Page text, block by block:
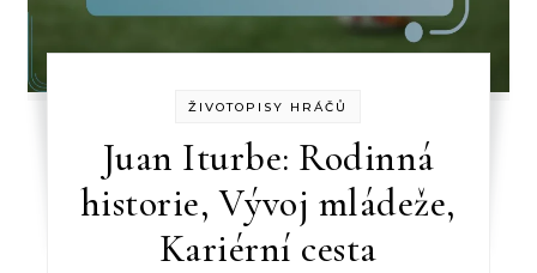
ŽIVOTOPISY HRÁČŮ
Juan Iturbe: Rodinná
historie, Vývoj mládeže,
Kariérní cesta